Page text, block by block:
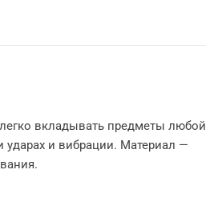
вкладывать предметы любой
и вибрации. Материал —